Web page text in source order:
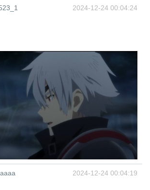
2024-12-24 00:04:24
2024-12-24 00:04:19